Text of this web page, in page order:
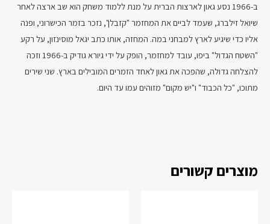
ב-1966 נסע גאון לארצות הברית על מנת ללמוד משחק הוא שב ארצה לאחר
שיואל זילברג, שעמד לביים את המחזמר "קזבלן", נזכר בזמר הכישרוני, ופנה
אליו כדי שיגיע לארץ למבחני במה. המחזה, אותו כתב יגאל מוסינזון, על רקע
"השטח הגדול" ביפו, עובד למחזמר, הופק על ידי גיורא גודיק ב-1966 וזכה
להצלחה גדולה, שהפכה את גאון לאחד הזמרים המובילים בארץ. שני שירים
מתוכו, "כל הכבוד" ו"יש מקום" מזוהים עמו עד היום.
מוצרים קשורים